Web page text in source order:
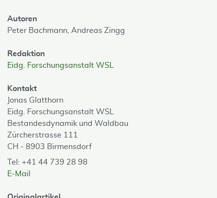
Autoren
Peter Bachmann, Andreas Zingg
Redaktion
Eidg. Forschungsanstalt WSL
Kontakt
Jonas Glatthorn
Eidg. Forschungsanstalt WSL
Bestandesdynamik und Waldbau
Zürcherstrasse 111
CH - 8903 Birmensdorf
Tel: +41 44 739 28 98
E-Mail